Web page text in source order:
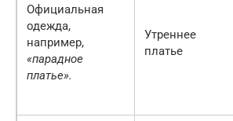
Официальная
одежда,
например,
«парадное
платье».
Утреннее
платье